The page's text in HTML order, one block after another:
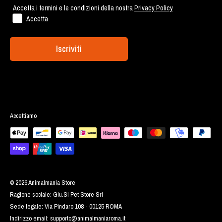
Accetta i termini e le condizioni della nostraPrivacy Policy
Accetta
Iscriviti
Accettiamo
© 2026 Animalmania Store
Ragione sociale: Giu.Si Pet Store Srl
Sede legale: Via Pindaro 108 - 00125 ROMA
Indirizzo email: supporto@animalmaniaroma.it